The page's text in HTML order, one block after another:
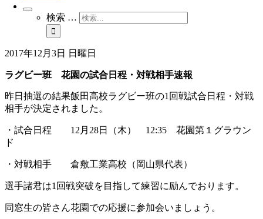
検索 …
2017年12月3日 日曜日
ラグビー班 花園の試合日程・対戦相手速報
昨日抽選の結果飯田高校ラグビー班の1回戦試合日程・対戦
相手が決定されました。
・試合日程 12月28日（木） 12:35 花園第１グラウン
ド
・対戦相手 倉敷工業高校（岡山県代表）
選手諸君は1回戦突破を目指して練習に励んでおります。
同窓生の皆さん花園での応援に参加会いましょう。